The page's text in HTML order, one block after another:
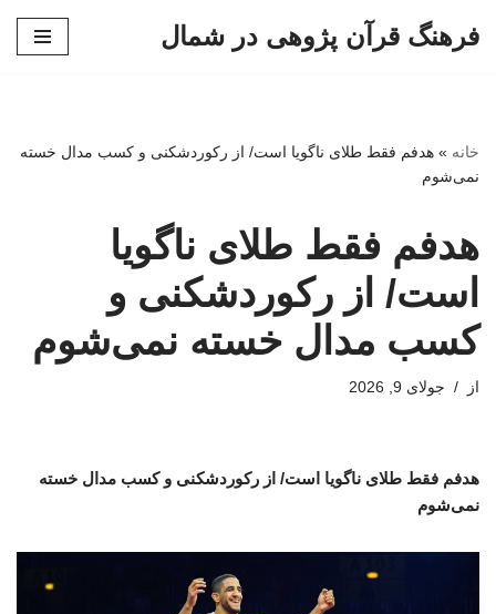
فرهنگ قرآن پژوهی در شمال
خانه » هدفم فقط طلای ناگویا است/ از رکوردشکنی و کسب مدال خسته
نمی‌شوم
هدفم فقط طلای ناگویا
است/ از رکوردشکنی و
کسب مدال خسته نمی‌شوم
از جولای 9, 2026
هدفم فقط طلای ناگویا است/ از رکوردشکنی و کسب مدال خسته
نمی‌شوم